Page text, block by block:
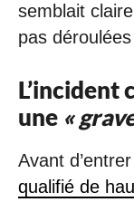
semblait
pas
L’incident
une «
Avant
qualifié de